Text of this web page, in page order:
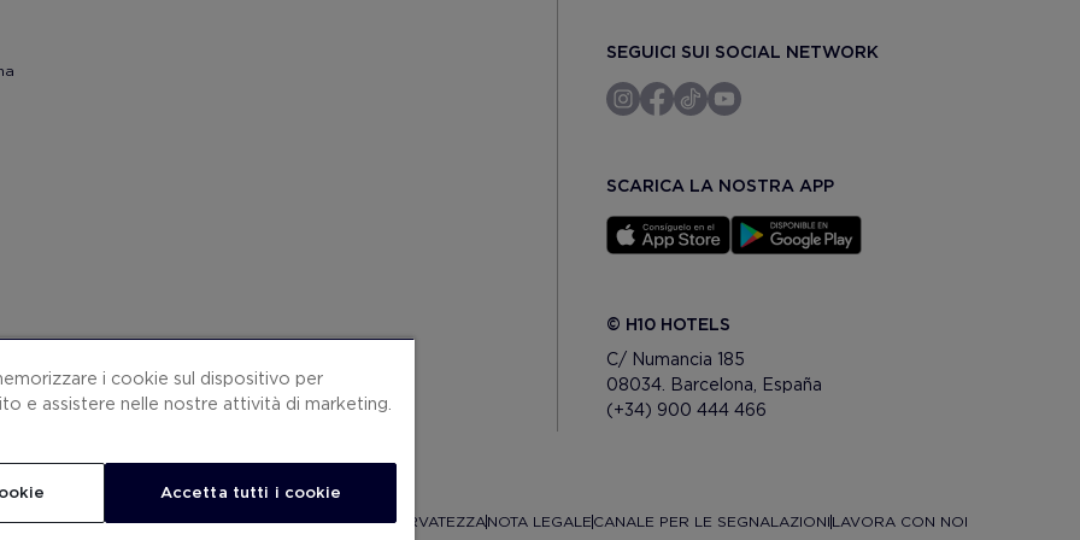
SEGUICI SUI SOCIAL NETWORK
SCARICA LA NOSTRA APP
© H10 HOTELS
C/ Numancia 185
08034. Barcelona, España
(+34) 900 444 466
CONTRATTOCOOKIESPOLITICA SULLA RISERVATEZZANOTA LEGALE CANALE PER LE SEGNALAZIONI LAVORA CON NOI
i cookie sul dispositivo per
e assistere nelle nostre attività di marketing.
Accetta tutti i cookie